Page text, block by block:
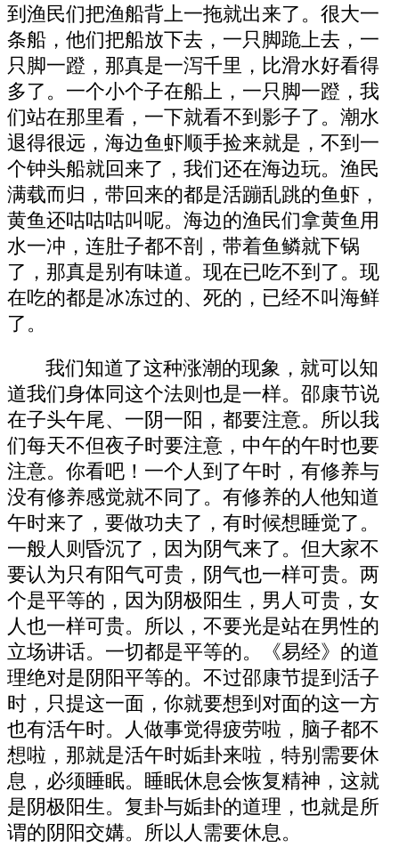
到渔民们把渔船背上一拖就出来了。很大一
条船，他们把船放下去，一只脚跪上去，一
只脚一蹬，那真是一泻千里，比滑水好看得
多了。一个小个子在船上，一只脚一蹬，我
们站在那里看，一下就看不到影子了。潮水
退得很远，海边鱼虾顺手捡来就是，不到一
个钟头船就回来了，我们还在海边玩。渔民
满载而归，带回来的都是活蹦乱跳的鱼虾，
黄鱼还咕咕咕叫呢。海边的渔民们拿黄鱼用
水一冲，连肚子都不剖，带着鱼鳞就下锅
了，那真是别有味道。现在已吃不到了。现
在吃的都是冰冻过的、死的，已经不叫海鲜
了。
我们知道了这种涨潮的现象，就可以知
道我们身体同这个法则也是一样。邵康节说
在子头午尾、一阴一阳，都要注意。所以我
们每天不但夜子时要注意，中午的午时也要
注意。你看吧！一个人到了午时，有修养与
没有修养感觉就不同了。有修养的人他知道
午时来了，要做功夫了，有时候想睡觉了。
一般人则昏沉了，因为阴气来了。但大家不
要认为只有阳气可贵，阴气也一样可贵。两
个是平等的，因为阴极阳生，男人可贵，女
人也一样可贵。所以，不要光是站在男性的
立场讲话。一切都是平等的。《易经》的道
理绝对是阴阳平等的。不过邵康节提到活子
时，只提这一面，你就要想到对面的这一方
也有活午时。人做事觉得疲劳啦，脑子都不
想啦，那就是活午时姤卦来啦，特别需要休
息，必须睡眠。睡眠休息会恢复精神，这就
是阴极阳生。复卦与姤卦的道理，也就是所
谓的阴阳交媾。所以人需要休息。